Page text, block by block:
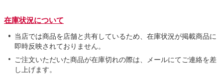
在庫状況について
当店では商品を店舗と共有しているため、在庫状況が掲載商品に
即時反映されておりません。
ご注文いただいた商品が在庫切れの際は、メールにてご連絡を差
し上げます。